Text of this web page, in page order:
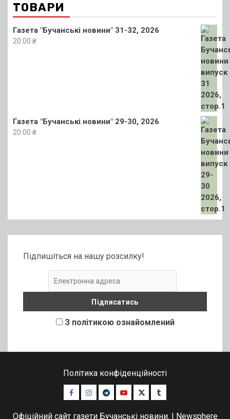
ТОВАРИ
Газета "Бучанські новини" 31-32, 2026
20.00 ₴
Газета "Бучанські новини" 29-30, 2026
20.00 ₴
Підпишіться на нашу розсилку!
З політикою ознайомлений
Політика конфіденційності
Facebook
Instagram
TelegramYoutubeTwitterTumblr
Офіційний сайт газети Бучанські новини. Newsphere